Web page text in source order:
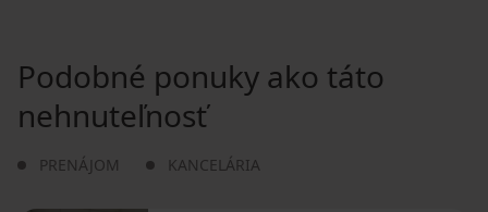
Podobné ponuky ako táto
nehnuteľnosť
PRENÁJOM KANCELÁRIA